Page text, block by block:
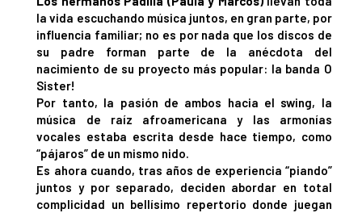
la vida escuchando música juntos, en gran parte, por
influencia familiar; no es por nada que los discos de
su padre forman parte de la anécdota del
nacimiento de su proyecto más popular: la banda O
Sister!
Por tanto, la pasión de ambos hacia el swing, la
música de raíz afroamericana y las armonías
vocales estaba escrita desde hace tiempo, como
“pájaros” de un mismo nido.
Es ahora cuando, tras años de experiencia “piando”
juntos y por separado, deciden abordar en total
complicidad un bellísimo repertorio donde juegan